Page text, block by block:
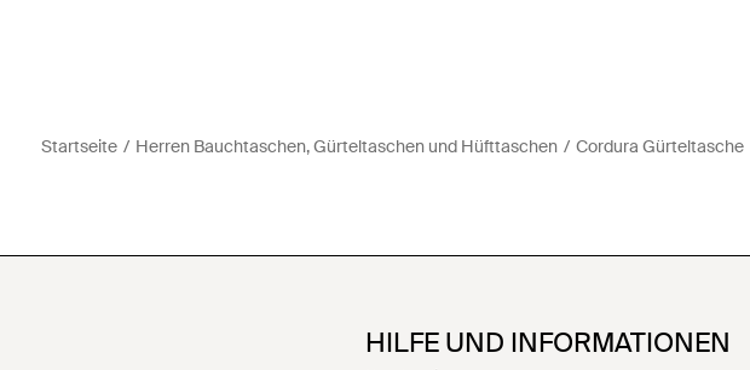
Startseite Herren Bauchtaschen, Gürteltaschen und Hüfttaschen Cordura Gürteltasche
HILFE UND INFORMATIONEN